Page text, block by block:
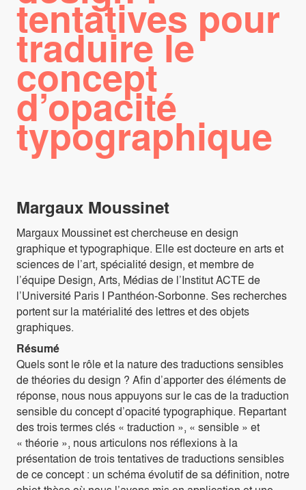
tentatives pour
traduire le
concept
d’opacité
typographique
Margaux Moussinet
Margaux Moussinet est chercheuse en design
graphique et typographique. Elle est docteure en arts et
sciences de l’art, spécialité design, et membre de
l’équipe Design, Arts, Médias de l’Institut ACTE de
l’Université Paris I Panthéon-Sorbonne. Ses recherches
portent sur la matérialité des lettres et des objets
graphiques.
Résumé
Quels sont le rôle et la nature des traductions sensibles
de théories du design ? Afin d’apporter des éléments de
réponse, nous nous appuyons sur le cas de la traduction
sensible du concept d’opacité typographique. Repartant
des trois termes clés « traduction », « sensible » et
« théorie », nous articulons nos réflexions à la
présentation de trois tentatives de traductions sensibles
de ce concept : un schéma évolutif de sa définition, notre